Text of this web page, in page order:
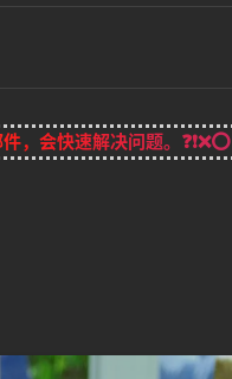
，会快速解决问题。❓❗❌⭕